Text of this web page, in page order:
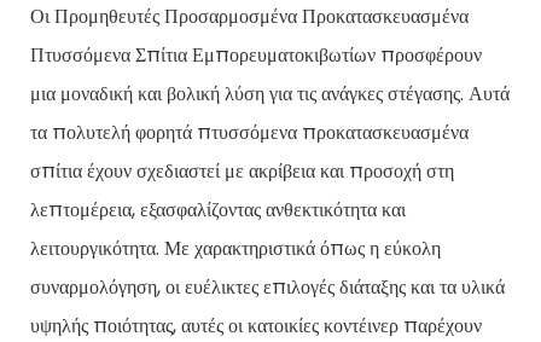
Οι Προμηθευτές Προσαρμοσμένα Προκατασκευασμένα
Πτυσσόμενα Σπίτια Εμπορευματοκιβωτίων προσφέρουν
μια μοναδική και βολική λύση για τις ανάγκες στέγασης. Αυτά
τα πολυτελή φορητά πτυσσόμενα προκατασκευασμένα
σπίτια έχουν σχεδιαστεί με ακρίβεια και προσοχή στη
λεπτομέρεια, εξασφαλίζοντας ανθεκτικότητα και
λειτουργικότητα. Με χαρακτηριστικά όπως η εύκολη
συναρμολόγηση, οι ευέλικτες επιλογές διάταξης και τα υλικά
υψηλής ποιότητας, αυτές οι κατοικίες κοντέινερ παρέχουν